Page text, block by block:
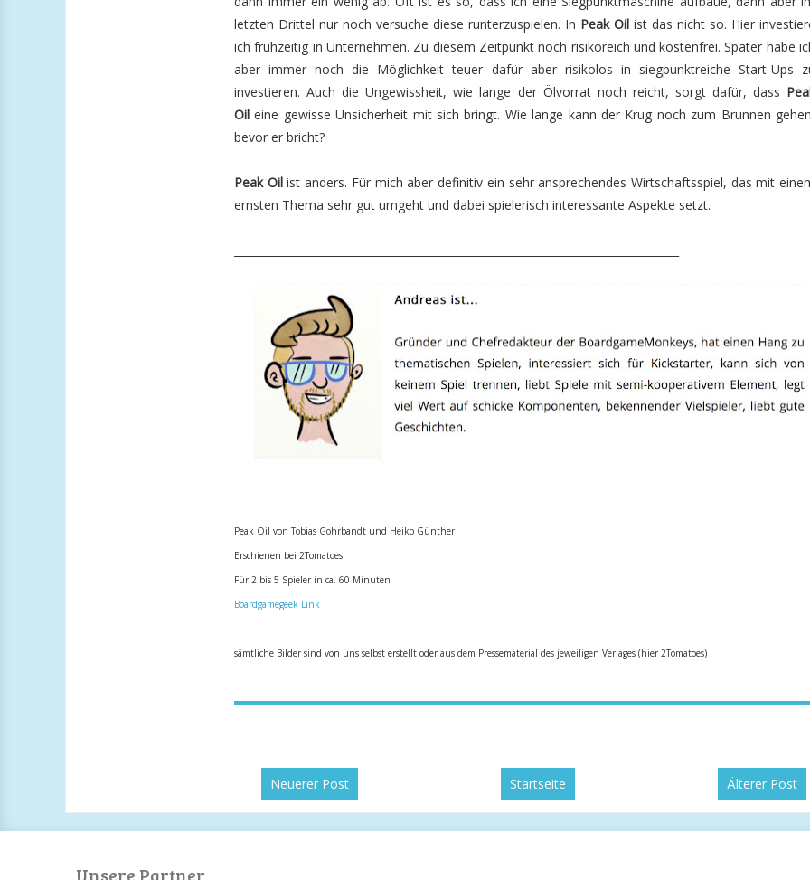
letzten Drittel nur noch versuche diese runterzuspielen. In Peak Oil ist das nicht so. Hier
ich frühzeitig in Unternehmen. Zu diesem Zeitpunkt noch risikoreich und kostenfrei. Später habe
aber immer noch die Möglichkeit teuer dafür aber risikolos in siegpunktreiche Start-Ups
investieren. Auch die Ungewissheit, wie lange der Ölvorrat noch reicht, sorgt dafür, dass
Oil eine gewisse Unsicherheit mit sich bringt. Wie lange kann der Krug noch zum Brunnen
bevor er bricht?
Peak Oilist anders. Für mich aber definitiv ein sehr ansprechendes Wirtschaftsspiel, das mit
ernsten Thema sehr gut umgeht und dabei spielerisch interessante Aspekte setzt.
Peak Oil von Tobias Gohrbandt und Heiko Günther
Erschienen bei 2Tomatoes
Für 2 bis 5 Spieler in ca. 60 Minuten
Boardgamegeek Link
sämtliche Bilder sind von uns selbst erstellt oder aus dem Pressematerial des jeweiligen Verlages (hier 2Tomatoes)
Neuerer Post Älterer Post
Startseite
Unsere Partner